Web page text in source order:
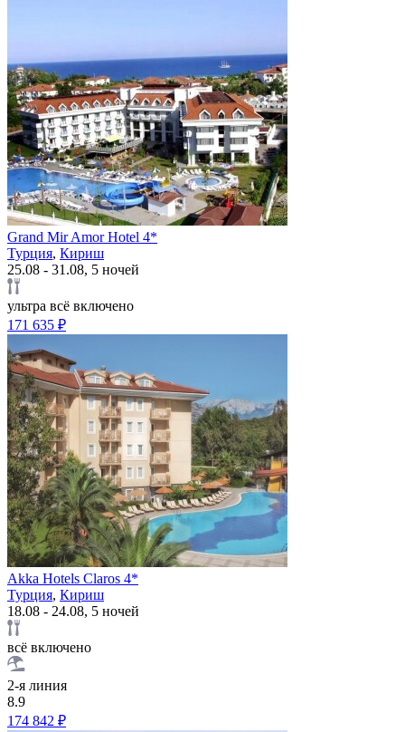
Grand Mir Amor Hotel 4*
Турция, Кириш
25.08 - 31.08, 5 ночей
ультра всё включено
171 635 ₽
Akka Hotels Claros 4*
Турция, Кириш
18.08 - 24.08, 5 ночей
всё включено
2-я линия
8.9
174 842 ₽